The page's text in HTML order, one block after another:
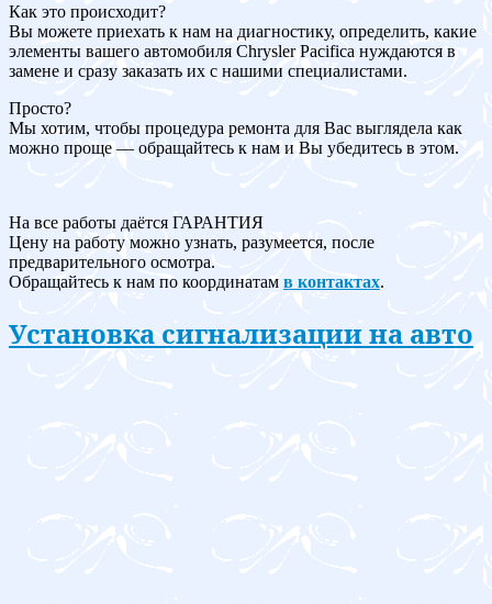
Как это происходит?
Вы можете приехать к нам на диагностику, определить, какие
элементы вашего автомобиля Chrysler Pacifica нуждаются в
замене и сразу заказать их с нашими специалистами.
Просто?
Мы хотим, чтобы процедура ремонта для Вас выглядела как
можно проще — обращайтесь к нам и Вы убедитесь в этом.
На все работы даётся ГАРАНТИЯ
Цену на работу можно узнать, разумеется, после
предварительного осмотра.
Обращайтесь к нам по координатам в контактах.
Установка сигнализации на авто